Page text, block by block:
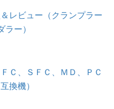
レビュー（クランプラー
ー）
Ｃ、ＳＦＣ、ＭＤ、ＰＣ
換機）